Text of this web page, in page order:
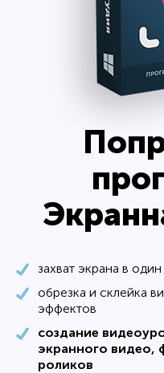
захват экрана в
обрезка и склейка
эффектов
создание
экранного видео,
роликов